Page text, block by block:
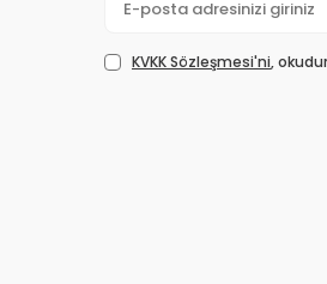
KVKK Sözleşmesi'ni,